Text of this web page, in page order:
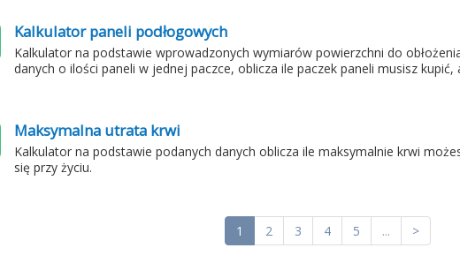
Kalkulator paneli podłogowych
Kalkulator na podstawie wprowadzonych wymiarów powierzchni do
danych o ilości paneli w jednej paczce, oblicza ile paczek paneli musisz kupić,
Maksymalna utrata krwi
Kalkulator na podstawie podanych danych oblicza ile maksymalnie krwi
się przy życiu.
1 2 3 4 5 ... >